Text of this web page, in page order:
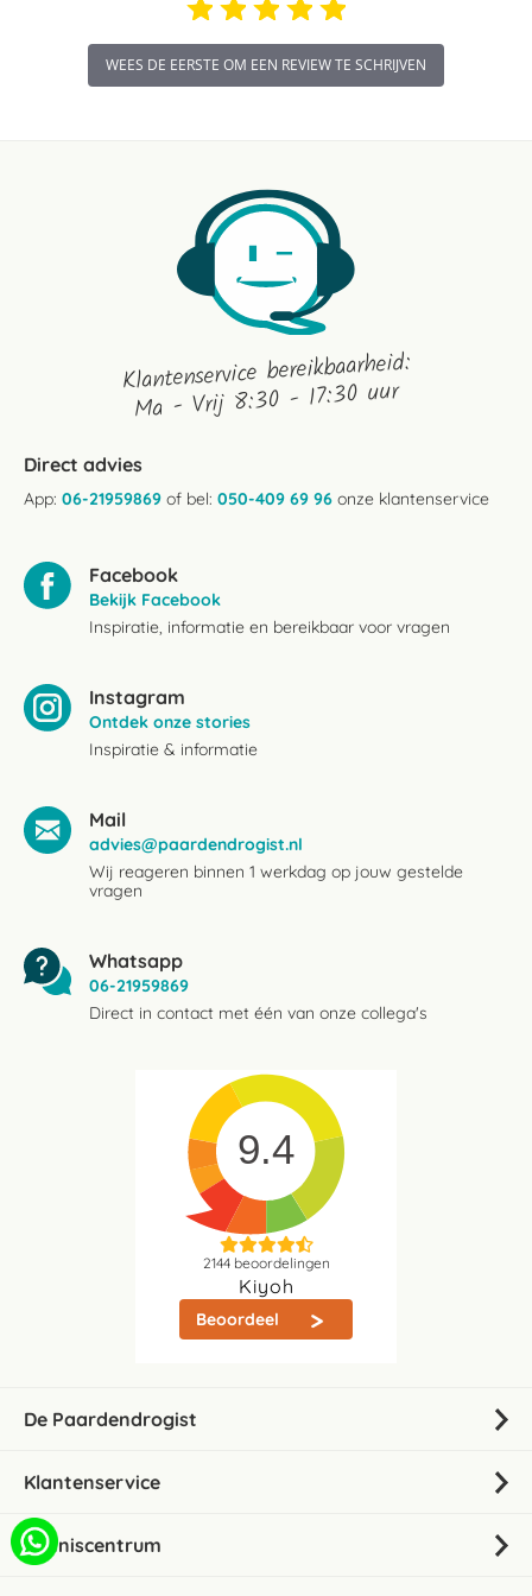
WEES DE EERSTE OM EEN REVIEW TE SCHRIJVEN
Klantenservice bereikbaarheid:
Ma - Vrij 8:30 - 17:30 uur
Direct advies
App: 06-21959869 of bel: 050-409 69 96 onze klantenservice
Facebook
Bekijk Facebook
Inspiratie, informatie en bereikbaar voor vragen
Instagram
Ontdek onze stories
Inspiratie & informatie
Mail
advies@paardendrogist.nl
Wij reageren binnen 1 werkdag op jouw gestelde
vragen
Whatsapp
06-21959869
Direct in contact met één van onze collega's
9.4
2144beoordelingen
Kiyoh
Beoordeel
De Paardendrogist
Klantenservice
Kenniscentrum